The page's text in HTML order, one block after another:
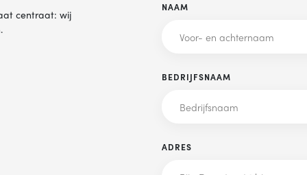
centraat: wij
NAAM
BEDRIJFSNAAM
ADRES